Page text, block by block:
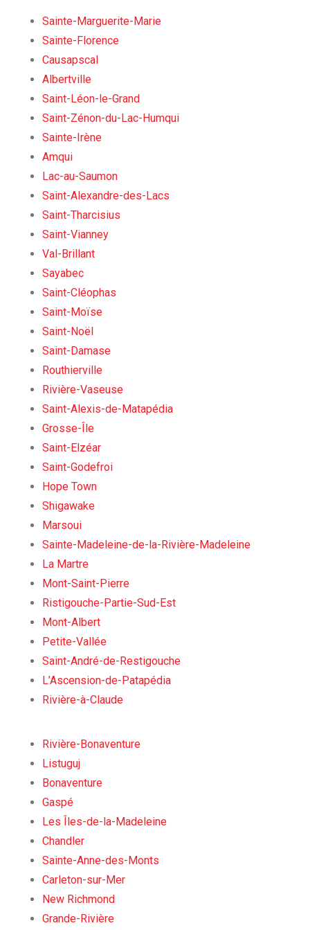
Sainte-Marguerite-Marie
Sainte-Florence
Causapscal
Albertville
Saint-Léon-le-Grand
Saint-Zénon-du-Lac-Humqui
Sainte-Irène
Amqui
Lac-au-Saumon
Saint-Alexandre-des-Lacs
Saint-Tharcisius
Saint-Vianney
Val-Brillant
Sayabec
Saint-Cléophas
Saint-Moïse
Saint-Noël
Saint-Damase
Routhierville
Rivière-Vaseuse
Saint-Alexis-de-Matapédia
Grosse-Île
Saint-Elzéar
Saint-Godefroi
Hope Town
Shigawake
Marsoui
Sainte-Madeleine-de-la-Rivière-Madeleine
La Martre
Mont-Saint-Pierre
Ristigouche-Partie-Sud-Est
Mont-Albert
Petite-Vallée
Saint-André-de-Restigouche
L’Ascension-de-Patapédia
Rivière-à-Claude
Rivière-Bonaventure
Listuguj
Bonaventure
Gaspé
Les Îles-de-la-Madeleine
Chandler
Sainte-Anne-des-Monts
Carleton-sur-Mer
New Richmond
Grande-Rivière